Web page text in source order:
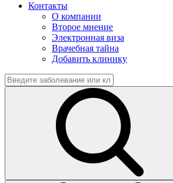
Контакты
О компании
Второе мнение
Электронная виза
Врачебная тайна
Добавить клинику